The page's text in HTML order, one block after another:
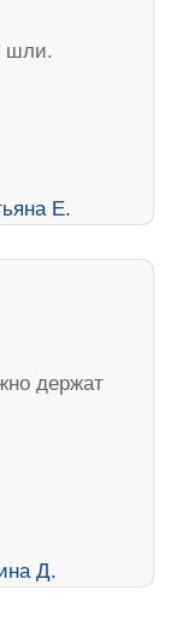
шли.
держат